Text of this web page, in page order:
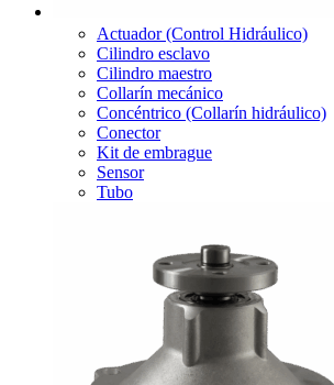
Actuador (Control Hidráulico)
Cilindro esclavo
Cilindro maestro
Collarín mecánico
Concéntrico (Collarín hidráulico)
Conector
Kit de embrague
Sensor
Tubo